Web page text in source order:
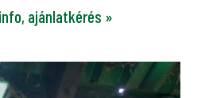
ajánlatkérés »